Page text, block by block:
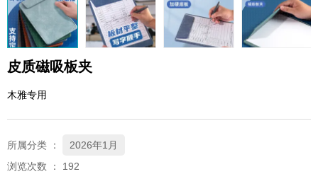
皮质磁吸板夹
木雅专用
所属分类 ：
2026年1月
浏览次数 ： 192